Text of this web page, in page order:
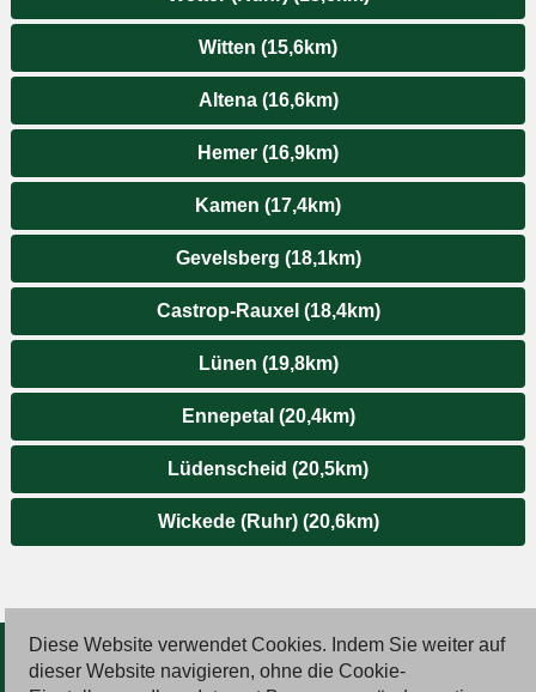
Witten (15,6km)
Altena (16,6km)
Hemer (16,9km)
Kamen (17,4km)
Gevelsberg (18,1km)
Castrop-Rauxel (18,4km)
Lünen (19,8km)
Ennepetal (20,4km)
Lüdenscheid (20,5km)
Wickede (Ruhr) (20,6km)
© 2026 Deutsche Jobmarkt GmbH
Diese Website verwendet Cookies. Indem Sie weiter auf
dieser Website navigieren, ohne die Cookie-